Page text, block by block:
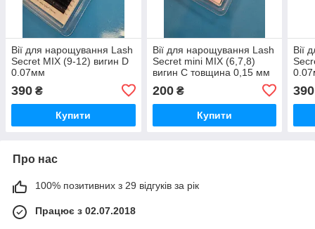
Вії для нарощування Lash
Secret MIX (9-12) вигин D
0.07мм
390 ₴
Купити
Вії для нарощування Lash
Secret mini MIX (6,7,8)
вигин С товщина 0,15 мм
200₴
Купити
Вії
390
Про нас
100% позитивних з 29 відгуків за рік
Працює з 02.07.2018